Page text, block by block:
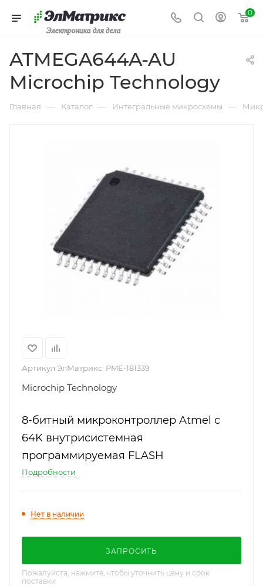
Электроника для дела
0
ATMEGA644A-AU
Microchip Technology
Главная — Каталог — Интегральные микросхемы —
Артикул ЭлМатрикс: PME-181339
Microchip Technology
8-битный микроконтроллер Atmel с
64K внутрисистемная
программируемая FLASH
Подробности
Нет в наличии
ЗАПРОСИТЬ
Пожалуйста, нажмите, чтобы уточнить цену и срок
поставки